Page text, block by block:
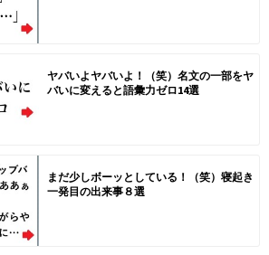
ヤバいよヤバいよ！（笑）名文の一部をヤ
バいに変えると語彙力ゼロ14選
まだ少しボーッとしている！（笑）寝起き
一発目の出来事８選